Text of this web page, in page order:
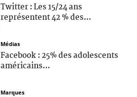
Twitter : Les 15/24 ans
représentent 42 % des...
Médias
Facebook : 25% des adolescents
américains...
Marques